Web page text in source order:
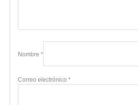
Nombre *
Correo electrónico *